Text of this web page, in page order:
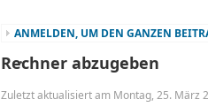
ANMELDEN, UM DEN GANZEN
Rechner abzugeben
Zuletzt aktualisiert am Montag, 25. März